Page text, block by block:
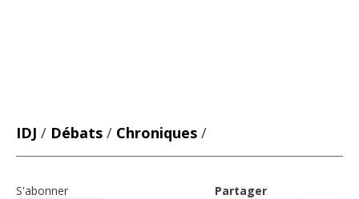
IDJ / Débats / Chroniques /
Partager
S'abonner